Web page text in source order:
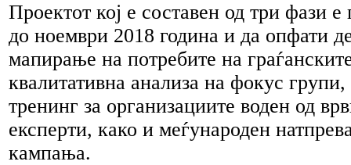
Проектот кој е составен од три фази е
до ноември 2018 година и да опфати
мапирање на потребите на
квалитативна анализа на фокус
тренинг за организациите воден од
експерти, како и меѓународен
кампања.